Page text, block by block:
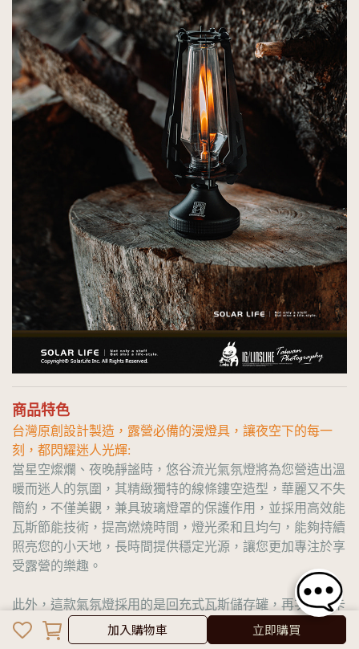
加入購物車
加入購物車 立即購買
商品特色
台灣原創設計製造，露營必備的漫燈具，讓夜空下的每一
刻，都閃耀迷人光輝:
當星空燦爛、夜晚靜謐時，悠谷流光氣氛燈將為您營造出溫
暖而迷人的氛圍，其精緻獨特的線條鏤空造型，華麗又不失
簡約，不僅美觀，兼具玻璃燈罩的保護作用，並採用高效能
瓦斯節能技術，提高燃燒時間，燈光柔和且均勻，能夠持續
照亮您的小天地，長時間提供穩定光源，讓您更加專注於享
受露營的樂趣。
此外，這款氣氛燈採用的是回充式瓦斯儲存罐，再次填充卡
式瓦斯，即可安裝使用。